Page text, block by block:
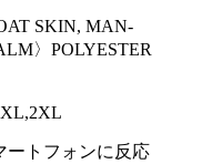
SKIN, MAN-
〉POLYESTER
ートフォンに反応